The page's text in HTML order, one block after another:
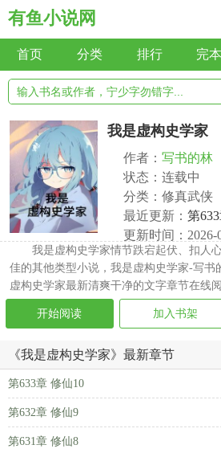
有鱼小说网
首页 分类 排行 完本
我是虚构史学家
作者： 写书的林
状态：连载中
分类：修真武侠
最近更新： 第
更新时间：2026-
我是虚构史学家情节跌宕起伏、扣人
佳的其他类型小说，我是虚构史学家-写书
虚构史学家最新清爽干净的文字章节在线
开始阅读 加入书架
《我是虚构史学家》最新章节
第633章 修仙10
第632章 修仙9
第631章 修仙8